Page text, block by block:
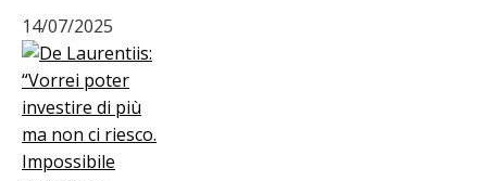
14/07/2025